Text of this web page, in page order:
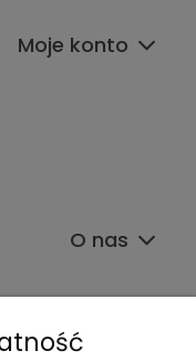
Moje konto
O nas